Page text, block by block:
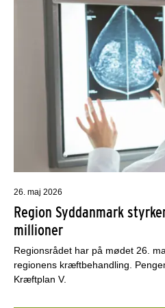
26. maj 2026
Region Syddanmark
millioner
Regionsrådet har på mødet 26.
regionens kræftbehandling.
Kræftplan V.